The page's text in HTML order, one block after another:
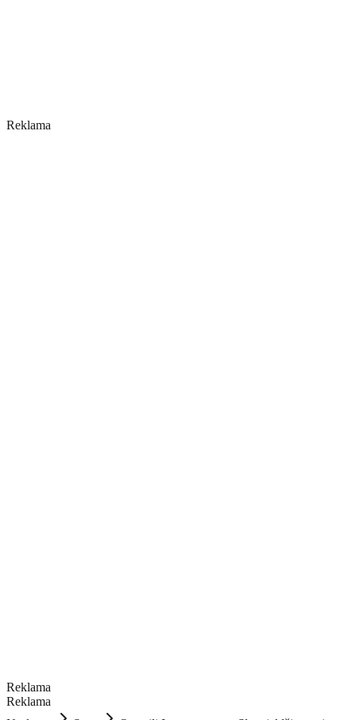
Reklama
Reklama
Reklama